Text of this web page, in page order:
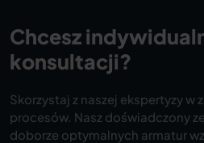
Chcesz
konsultacji?
Skorzystaj z naszej ekspertyzy w
procesów. Nasz doświadczony
doborze optymalnych armatur